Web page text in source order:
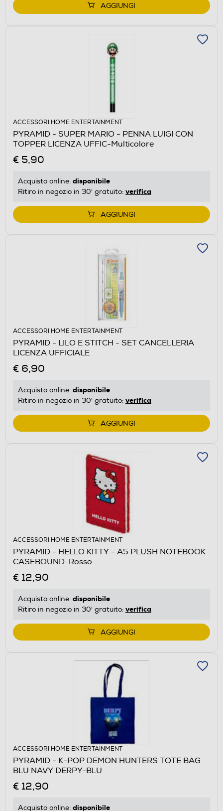
AGGIUNGI
ACCESSORI HOME ENTERTAINMENT
PYRAMID - SUPER MARIO - PENNA LUIGI CON
TOPPER LICENZA UFFIC-Multicolore
€ 5,90
Acquisto online: disponibile
Ritiro in negozio in 30' gratuito: verifica
AGGIUNGI
ACCESSORI HOME ENTERTAINMENT
PYRAMID - LILO E STITCH - SET CANCELLERIA
LICENZA UFFICIALE
€ 6,90
Acquisto online: disponibile
Ritiro in negozio in 30' gratuito: verifica
AGGIUNGI
ACCESSORI HOME ENTERTAINMENT
PYRAMID - HELLO KITTY - A5 PLUSH NOTEBOOK
CASEBOUND-Rosso
€ 12,90
Acquisto online: disponibile
Ritiro in negozio in 30' gratuito: verifica
AGGIUNGI
ACCESSORI HOME ENTERTAINMENT
PYRAMID - K-POP DEMON HUNTERS TOTE BAG
BLU NAVY DERPY-BLU
€ 12,90
Acquisto online: disponibile